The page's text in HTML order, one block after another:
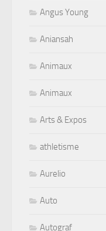
Angus Young
Aniansah
Animaux
Animaux
Arts & Expos
athletisme
Aurelio
Auto
Autograf